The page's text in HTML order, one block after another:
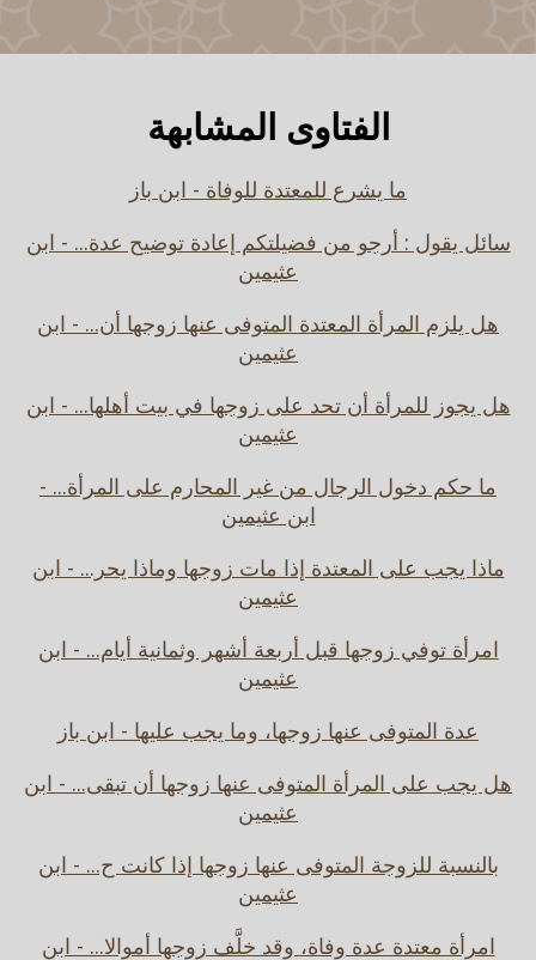
الفتاوى المشابهة
ما يشرع للمعتدة للوفاة - ابن باز
سائل يقول : أرجو من فضيلتكم إعادة توضيح عدة... - ابن
عثيمين
هل يلزم المرأة المعتدة المتوفى عنها زوجها أن... - ابن
عثيمين
هل يجوز للمرأة أن تحد على زوجها في بيت أهلها... - ابن
عثيمين
ما حكم دخول الرجال من غير المحارم على المرأة... -
ابن عثيمين
ماذا يجب على المعتدة إذا مات زوجها وماذا يحر... - ابن
عثيمين
امرأة توفي زوجها قبل أربعة أشهر وثمانية أيام... - ابن
عثيمين
عدة المتوفى عنها زوجها، وما يجب عليها - ابن باز
هل يجب على المرأة المتوفى عنها زوجها أن تبقى... - ابن
عثيمين
بالنسبة للزوجة المتوفى عنها زوجها إذا كانت ح... - ابن
عثيمين
امرأة معتدة عدة وفاة، وقد خلَّف زوجها أموالا... - ابن